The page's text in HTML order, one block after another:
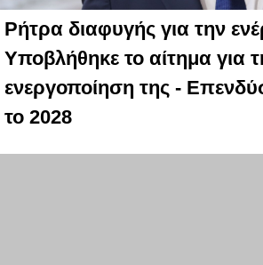
Ρήτρα διαφυγής για την
Υποβλήθηκε το αίτημα για
ενεργοποίηση της -
το 2028